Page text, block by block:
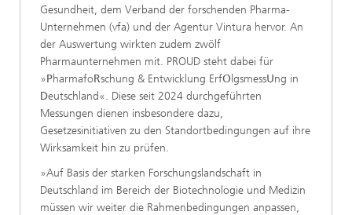
Gesundheit, dem Verband der forschenden Pharma-
Unternehmen (vfa) und der Agentur Vintura hervor. An
der Auswertung wirkten zudem zwölf
Pharmaunternehmen mit. PROUD steht dabei für
»PharmafoRschung & Entwicklung ErfO lgsmessUng in
Deutschland«. Diese seit 2024 durchgeführten
Messungen dienen insbesondere dazu,
Gesetzesinitiativen zu den Standortbedingungen auf ihre
Wirksamkeit hin zu prüfen.
»Auf Basis der starken Forschungslandschaft in
Deutschland im Bereich der Biotechnologie und Medizin
müssen wir weiter die Rahmenbedingungen anpassen,